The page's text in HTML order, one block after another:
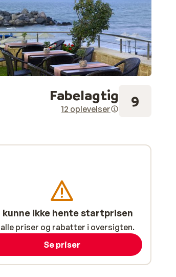
Fabelagtig
12 oplevelser 9
kunne ikke hente startprisen
alle priser og rabatter i oversigten.
Se priser